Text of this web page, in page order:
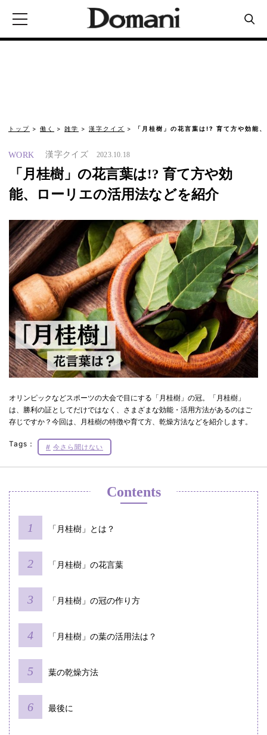
トップ 働く 雑学 漢字クイズ 「月桂樹」の花言葉は!? 育て方や効能
WORK 漢字クイズ 2023.10.18
「月桂樹」の花言葉は!? 育て方や効
能、ローリエの活用法などを紹介
オリンピックなどスポーツの大会で目にする「月桂樹」の冠。「月桂樹」
は、勝利の証としてだけではなく、さまざまな効能・活用方法があるのはご
存じですか？今回は、月桂樹の特徴や育て方、乾燥方法などを紹介します。
Tags： 今さら聞けない
Contents
「月桂樹」とは？
「月桂樹」の花言葉
「月桂樹」の冠の作り方
「月桂樹」の葉の活用法は？
葉の乾燥方法
最後に